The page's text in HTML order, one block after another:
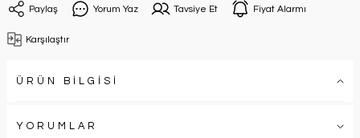
Paylaş Yorum Yaz Tavsiye Et Fiyat Alarmı
Karşılaştır
ÜRÜN BİLGİSİ
YORUMLAR